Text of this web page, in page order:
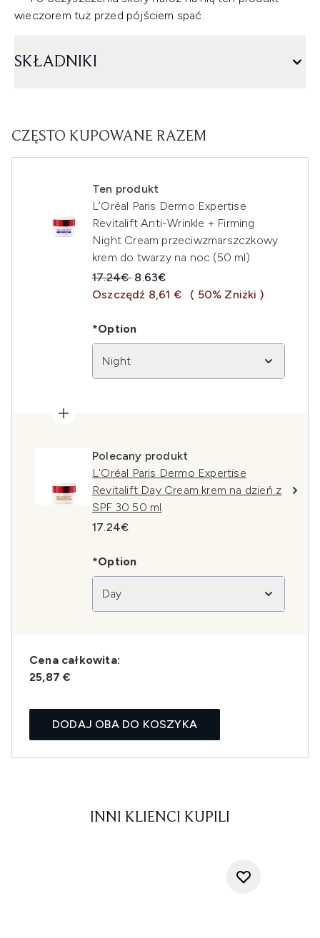
wieczorem tuż przed pójściem spać.
SKŁADNIKI
CZĘSTO KUPOWANE RAZEM
Ten produkt
L’Oréal Paris Dermo Expertise
Revitalift Anti-Wrinkle + Firming
Night Cream przeciwzmarszczkowy
krem do twarzy na noc (50 ml)
Sugerowana cena detaliczna:
17.24€ Aktualna cena:
8.63€
Oszczędź 8,61 €
( 50% Zniżki )
*Option
Night
Polecany produkt
L'Oréal Paris Dermo Expertise
Revitalift Day Cream krem na dzień z
SPF 30 50 ml
17.24€
*Option
Day
Cena całkowita:
25,87 €
DODAJ OBA DO KOSZYKA
INNI KLIENCI KUPILI